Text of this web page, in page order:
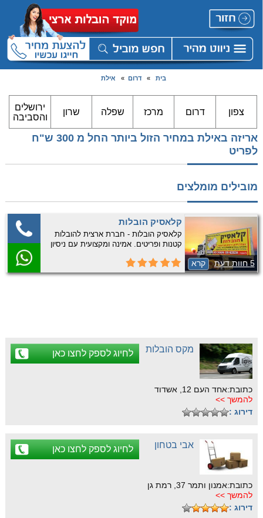
בית » דרום » אילת
צפון דרום מרכז שפלה שרון
ירושלים
והסביבה
אריזה באילת במחיר הזול ביותר החל מ 300 ש"ח
לפריט
מובילים מומלצים
5 חוות דעת קרא
קלאסיק הובלות
קלאסיק הובלות - חברת ארצית להובלות
קטנות ופריטים. אמינה ומקצועית עם ניסיון
ומקצועי.
מקס הובלות לחיוג לספק לחצו כאן
כתובת:אחד העם 12, אשדוד
להמשך >>
דירוג :
אבי בטחון לחיוג לספק לחצו כאן
כתובת:אמנון ותמר 37, רמת גן
להמשך >>
דירוג :